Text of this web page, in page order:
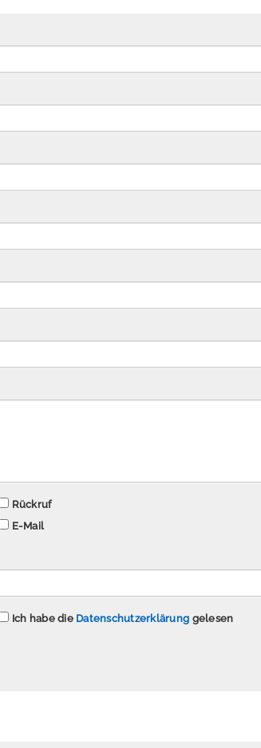
Rückruf
E-Mail
Ich habe die Datenschutzerklärung gelesen